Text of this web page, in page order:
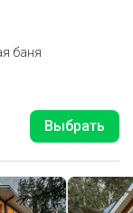
баня
Выбрать